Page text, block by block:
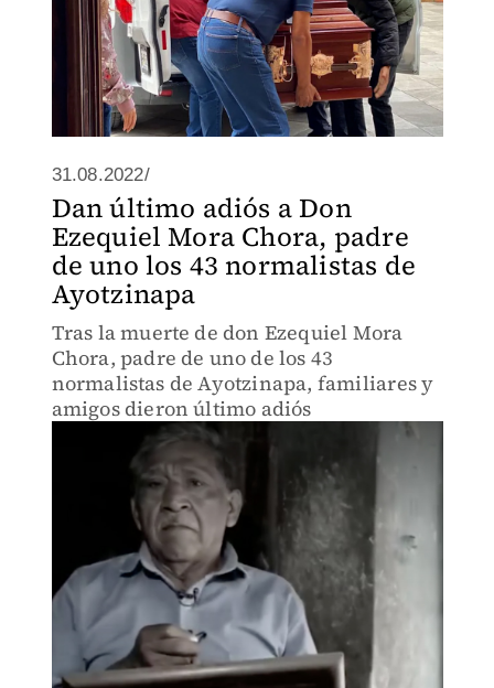
31.08.2022/
Dan último adiós a Don
Ezequiel Mora Chora, padre
de uno los 43 normalistas de
Ayotzinapa
Tras la muerte de don Ezequiel Mora
Chora, padre de uno de los 43
normalistas de Ayotzinapa, familiares y
amigos dieron último adiós